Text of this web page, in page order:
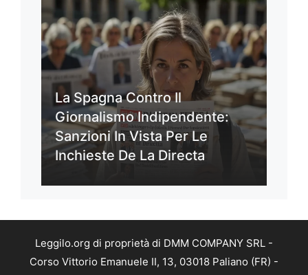
La Spagna Contro Il
Giornalismo Indipendente:
Sanzioni In Vista Per Le
Inchieste De La Directa
Leggilo.org di proprietà di DMM COMPANY SRL -
Corso Vittorio Emanuele II, 13, 03018 Paliano (FR) -